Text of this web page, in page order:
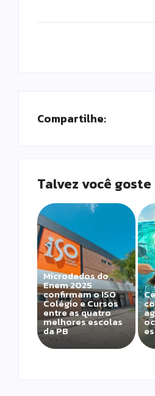
Compartilhe:
Talvez você goste
Microdados do
Enem 2025
confirmam o ISO
Colégio e Cursos
entre as quatro
melhores escolas
da PB